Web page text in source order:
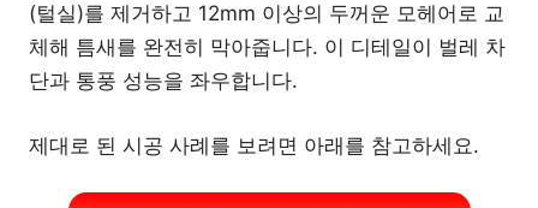
(털실)를 제거하고 12mm 이상의 두꺼운 모헤어로 교
체해 틈새를 완전히 막아줍니다. 이 디테일이 벌레 차
단과 통풍 성능을 좌우합니다.
제대로 된 시공 사례를 보려면 아래를 참고하세요.